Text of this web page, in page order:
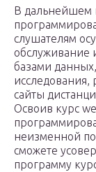
В дальнейшем
слушателям
обслуживание
базами
исследования,
сайты
Освоив курс
неизменной
сможете
программу